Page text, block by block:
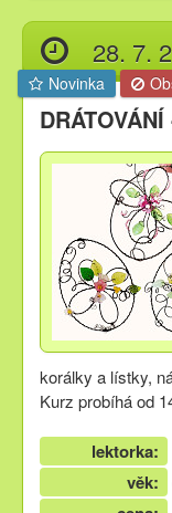
28. 7.
Novinka
korálky a lístky,
Kurz probíhá od
lektorka:
věk: